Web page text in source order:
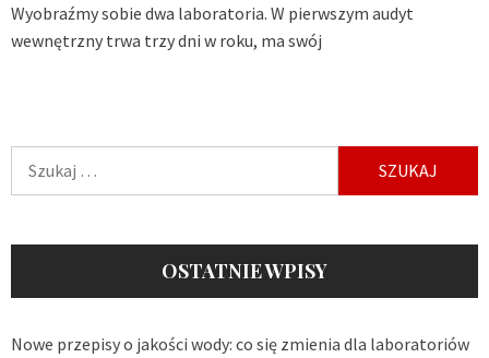
Wyobraźmy sobie dwa laboratoria. W pierwszym audyt
wewnętrzny trwa trzy dni w roku, ma swój
OSTATNIE WPISY
Nowe przepisy o jakości wody: co się zmienia dla laboratoriów